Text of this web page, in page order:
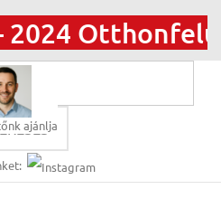
ajánlja